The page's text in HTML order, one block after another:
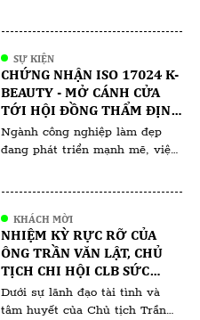
và sức khỏe. Với tấm lòng nhân
ái và sự kiên trì, cô đã và đang
tiếp tục hành […]
SỰ KIỆN
CHỨNG NHẬN ISO 17024 K-
BEAUTY - MỞ CÁNH CỬA
TỚI HỘI ĐỒNG THẨM ĐỊNH
VÀ HỘI ĐỒNG ĐÀO TẠO
Ngành công nghiệp làm đẹp
đang phát triển mạnh mẽ, việc
hội nghề nghiệp đáng giá. Một
trong những chứng nhận nổi
bật và được đánh giá cao hiện
nay là chúng nhận ISO 17024
[…]
KHÁCH MỜI
NHIỆM KỲ RỰC RỠ CỦA
ÔNG TRẦN VĂN LẬT, CHỦ
TỊCH CHI HỘI CLB SỨC
KHỎE SẮC ĐẸP VIỆT NAM
(VHBA) TRỰC THUỘC HỘI
Dưới sự lãnh đạo tài tình và
tâm huyết của Chủ tịch Trần